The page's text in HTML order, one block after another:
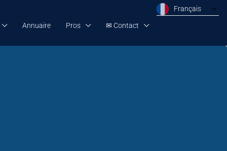
Annuaire Pros ✉ Contact
Français